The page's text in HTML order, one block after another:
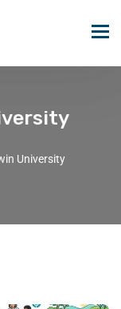
University